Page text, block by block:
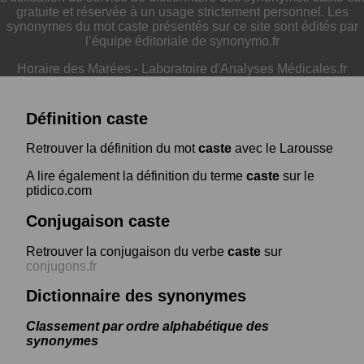
gratuite et réservée à un usage strictement personnel. Les
synonymes du mot caste présentés sur ce site sont édités par
l’équipe éditoriale de synonymo.fr
Horaire des Marées - Laboratoire d'Analyses Médicales.fr
Définition caste
Retrouver la définition du motcaste avec le Larousse
A lire également la définition du terme caste sur le
ptidico.com
Conjugaison caste
Retrouver la conjugaison du verbe caste sur
conjugons.fr
Dictionnaire des synonymes
Classement par ordre alphabétique des
synonymes